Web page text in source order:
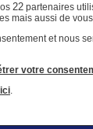
22 partenaires
mais aussi de
et nous
votre
.